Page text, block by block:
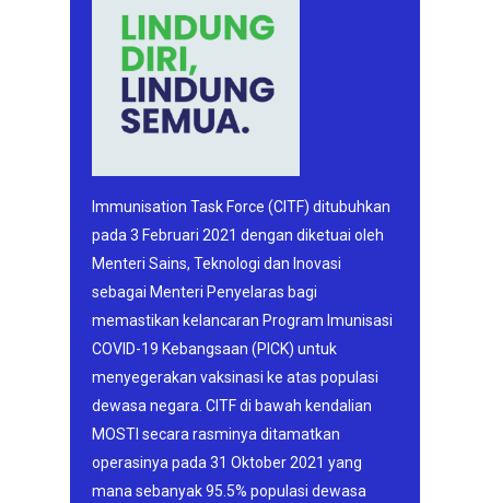
Immunisation Task Force (CITF) ditubuhkan
pada 3 Februari 2021 dengan diketuai oleh
Menteri Sains, Teknologi dan Inovasi
sebagai Menteri Penyelaras bagi
memastikan kelancaran Program Imunisasi
COVID-19 Kebangsaan (PICK) untuk
menyegerakan vaksinasi ke atas populasi
dewasa negara. CITF di bawah kendalian
MOSTI secara rasminya ditamatkan
operasinya pada 31 Oktober 2021 yang
mana sebanyak 95.5% populasi dewasa